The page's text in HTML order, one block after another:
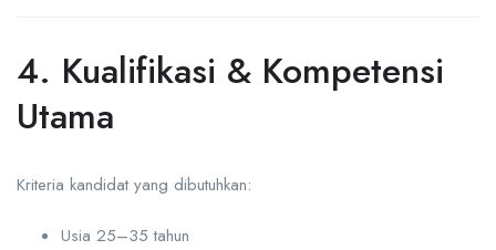
4. Kualifikasi & Kompetensi
Utama
Kriteria kandidat yang dibutuhkan:
Usia 25–35 tahun